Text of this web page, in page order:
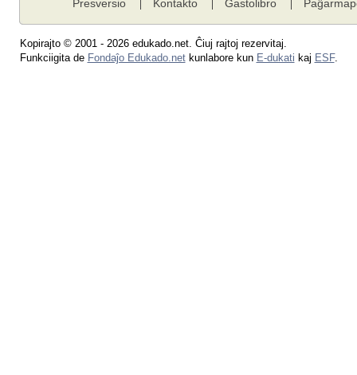
Presversio Kontakto Gastolibro
Kopirajto © 2001 - 2026 edukado.net. Ĉiuj rajtoj rezervitaj.
Funkciigita de Fondaĵo Edukado.netkunlabore kun E-dukati kaj ESF.